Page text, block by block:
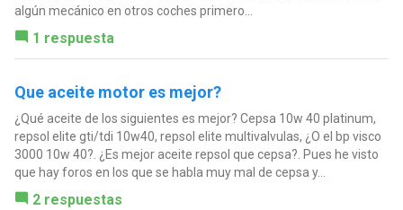
algún mecánico en otros coches primero...
1 respuesta
Que aceite motor es mejor?
¿Qué aceite de los siguientes es mejor? Cepsa 10w 40 platinum,
repsol elite gti/tdi 10w40, repsol elite multivalvulas, ¿O el bp visco
3000 10w 40?. ¿Es mejor aceite repsol que cepsa?. Pues he visto
que hay foros en los que se habla muy mal de cepsa y...
2 respuestas